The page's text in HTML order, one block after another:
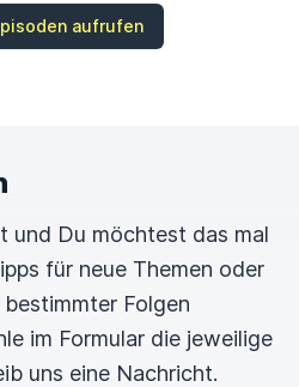
aufrufen
und Du möchtest das mal
für neue Themen oder
Folgen
im Formular die jeweilige
uns eine Nachricht.